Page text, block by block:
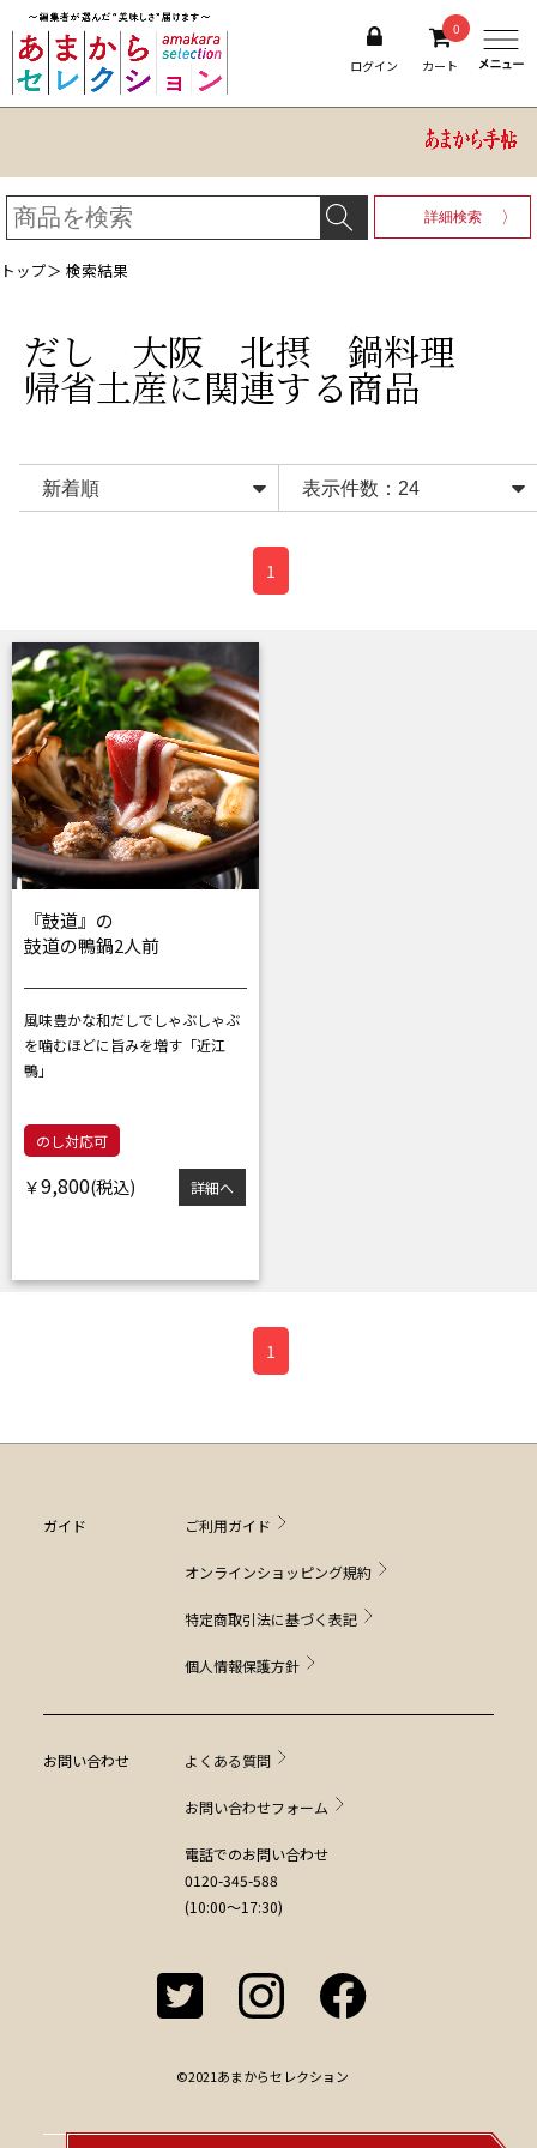
ログイン
0
カート
詳細検索
トップ＞ 検索結果
だし 大阪 北摂 鍋料理
帰省土産に関連する商品
1
『鼓道』の
鼓道の鴨鍋2人前
風味豊かな和だしでしゃぶしゃぶ
を噛むほどに旨みを増す「近江
鴨」
のし対応可
￥9,800 詳細へ
1
ガイド ご利用ガイド
オンラインショッピング規約
特定商取引法に基づく表記
個人情報保護方針
お問い合わせ よくある質問
お問い合わせフォーム
電話でのお問い合わせ
0120-345-588
(10:00～17:30)
©2021あまからセレクション